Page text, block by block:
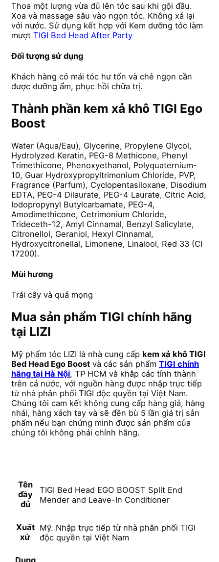
Thoa một lượng vừa đủ lên tóc sau khi gội đầu.
Xoa và massage sâu vào ngọn tóc. Không xả lại
với nước. Sử dụng kết hợp với Kem dưỡng tóc làm
mượt TIGI Bed Head After Party
Đối tượng sử dụng
Khách hàng có mái tóc hư tổn và chẻ ngọn cần
được dưỡng ẩm, phục hồi chữa trị.
Thành phần kem xả khô TIGI Ego
Boost
Water (Aqua/Eau), Glycerine, Propylene Glycol,
Hydrolyzed Keratin, PEG-8 Methicone, Phenyl
Trimethicone, Phenoxyethanol, Polyquaternium-
10, Guar Hydroxypropyltrimonium Chloride, PVP,
Fragrance (Parfum), Cyclopentasiloxane, Disodium
EDTA, PEG-4 Dilaurate, PEG-4 Laurate, Citric Acid,
Iodopropynyl Butylcarbamate, PEG-4,
Amodimethicone, Cetrimonium Chloride,
Trideceth-12, Amyl Cinnamal, Benzyl Salicylate,
Citronellol, Geraniol, Hexyl Cinnamal,
Hydroxycitronellal, Limonene, Linalool, Red 33 (CI
17200).
Mùi hương
Trái cây và quả mọng
Mua sản phẩm TIGI chính hãng
tại LIZI
Mỹ phẩm tóc LIZI là nhà cung cấp kem xả khô TIGI
Bed Head Ego Boost và các sản phẩm TIGI chính
hãng tại Hà Nội, TP HCM và khắp các tỉnh thành
trên cả nước, với nguồn hàng được nhập trực tiếp
từ nhà phân phối TIGI độc quyền tại Việt Nam.
Chúng tôi cam kết không cung cấp hàng giả, hàng
nhái, hàng xách tay và sẽ đền bù 5 lần giá trị sản
phẩm nếu bạn chứng minh được sản phẩm của
chúng tôi không phải chính hãng.
Tên
đầy
đủ
TIGI Bed Head EGO BOOST Split End
Mender and Leave-In Conditioner
Xuất
xứ
Mỹ. Nhập trực tiếp từ nhà phân phối TIGI
độc quyền tại Việt Nam